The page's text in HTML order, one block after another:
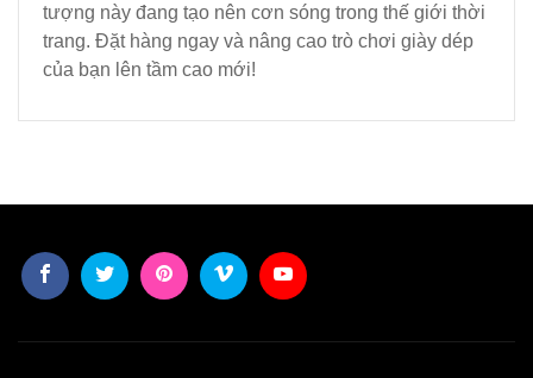
tượng này đang tạo nên cơn sóng trong thế giới thời
trang. Đặt hàng ngay và nâng cao trò chơi giày dép
của bạn lên tầm cao mới!